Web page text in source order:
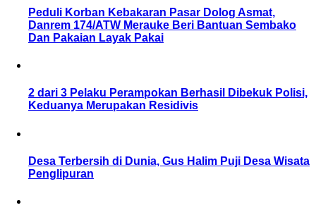
Peduli Korban Kebakaran Pasar Dolog Asmat,
Danrem 174/ATW Merauke Beri Bantuan Sembako
Dan Pakaian Layak Pakai
2 dari 3 Pelaku Perampokan Berhasil Dibekuk Polisi,
Keduanya Merupakan Residivis
Desa Terbersih di Dunia, Gus Halim Puji Desa Wisata
Penglipuran